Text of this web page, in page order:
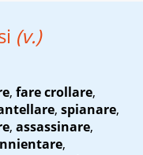
(v.)
, fare crollare,
, spianare,
, assassinare,
,